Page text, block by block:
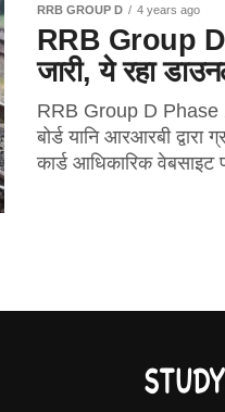
RRB GROUP D 4 years ago
RRB Group D
जारी, ये रहा
RRB Group D Phase
बोर्ड यानि आरआरबी द्वारा
कार्ड आधिकारिक वेबसाइट